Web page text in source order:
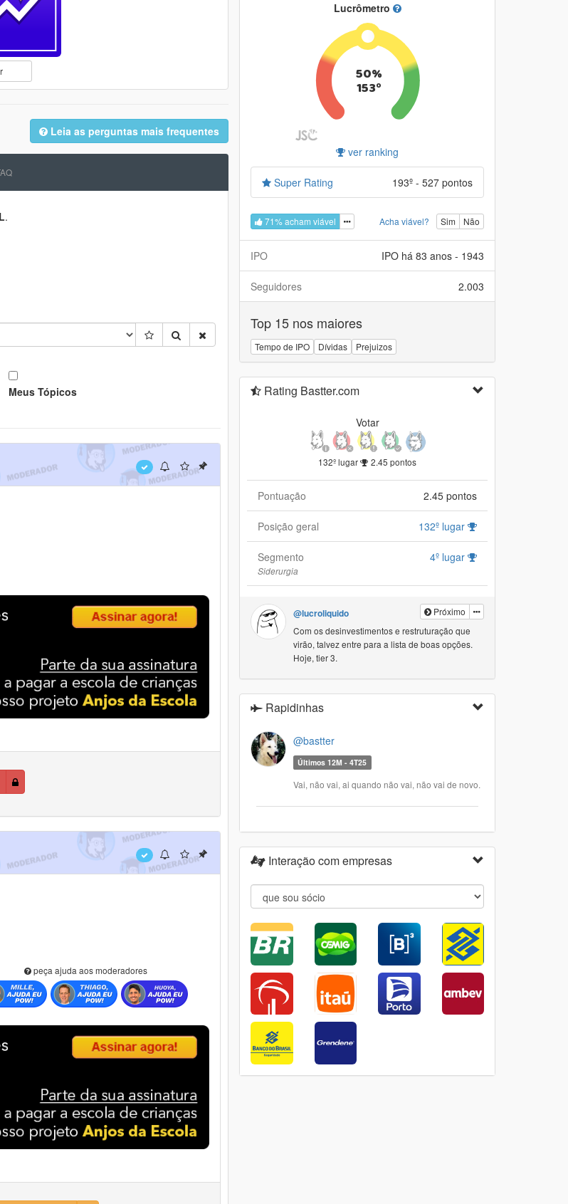
Leia as perguntas mais frequentes
.
Meus Tópicos
peça ajuda aos moderadores
Lucrômetro
50%
153º
ver ranking
Super Rating 193º - 527 pontos
71% acham viável Acha viável? Sim Não
IPO IPO há 83 anos - 1943
Seguidores 2.003
Top 15 nos maiores
Tempo de IPO Dívidas Prejuizos
Rating Bastter.com
Votar
132º lugar 2.45 pontos
Pontuação 2.45 pontos
Posição geral 132º lugar
Segmento 4º lugar
Siderurgia
Próximo
@lucroliquido
Com os desinvestimentos e restruturação que
virão, talvez entre para a lista de boas opções.
Hoje, tier 3.
Rapidinhas
@bastter
Últimos 12M - 4T25
Vai, não vai, ai quando não vai, não vai de novo.
Interação com empresas